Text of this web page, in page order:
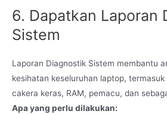
6. Dapatkan Laporan
Sistem
Laporan Diagnostik Sistem membantu
kesihatan keseluruhan laptop, termasuk
cakera keras, RAM, pemacu, dan
Apa yang perlu dilakukan: